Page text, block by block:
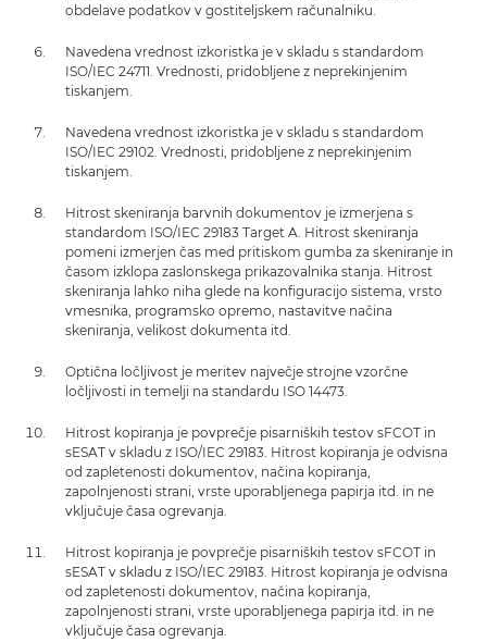
obdelave podatkov v gostiteljskem računalniku.
Navedena vrednost izkoristka je v skladu s standardom
ISO/IEC 24711. Vrednosti, pridobljene z neprekinjenim
tiskanjem.
Navedena vrednost izkoristka je v skladu s standardom
ISO/IEC 29102. Vrednosti, pridobljene z neprekinjenim
tiskanjem.
Hitrost skeniranja barvnih dokumentov je izmerjena s
standardom ISO/IEC 29183 Target A. Hitrost skeniranja
pomeni izmerjen čas med pritiskom gumba za skeniranje in
časom izklopa zaslonskega prikazovalnika stanja. Hitrost
skeniranja lahko niha glede na konfiguracijo sistema, vrsto
vmesnika, programsko opremo, nastavitve načina
skeniranja, velikost dokumenta itd.
Optična ločljivost je meritev največje strojne vzorčne
ločljivosti in temelji na standardu ISO 14473.
Hitrost kopiranja je povprečje pisarniških testov sFCOT in
sESAT v skladu z ISO/IEC 29183. Hitrost kopiranja je odvisna
od zapletenosti dokumentov, načina kopiranja,
zapolnjenosti strani, vrste uporabljenega papirja itd. in ne
vključuje časa ogrevanja.
Hitrost kopiranja je povprečje pisarniških testov sFCOT in
sESAT v skladu z ISO/IEC 29183. Hitrost kopiranja je odvisna
od zapletenosti dokumentov, načina kopiranja,
zapolnjenosti strani, vrste uporabljenega papirja itd. in ne
vključuje časa ogrevanja.